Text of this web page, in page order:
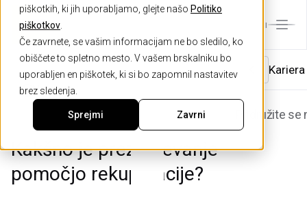
piškotkih, ki jih uporabljamo, glejte našo Politiko
piškotkov
Če zavrnete, se vašim informacijam ne bo sledilo, ko
obiščete to spletno mesto. V vašem brskalniku bo
uporabljen en piškotek, ki si bo zapomnil nastavitev
brez sledenja.
Sprejmi Zavrni
MENI
Središče za
Zakaj
Zakaj AJM
O
O nas
Pridružite se
Nasveti
Kakšno je prezračevanje s
pomočjo rekuperacije?